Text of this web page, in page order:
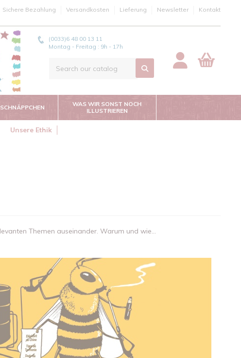
Sichere Bezahlung Versandkosten Lieferung Newsletter Kontakt
(0033)6 48 00 13 11
Montag - Freitag : 9h - 17h
SCHNÄPPCHEN
WAS WIR SONST NOCH
ILLUSTRIEREN
Unsere Ethik
Themen auseinander. Warum und wie...